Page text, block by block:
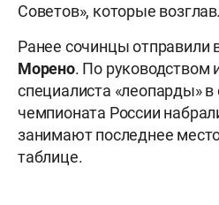
Советов», которые
Ранее сочинцы отправили
Морено. По руководством
специалиста «леопарды» в
чемпионата России
занимают последнее
таблице.